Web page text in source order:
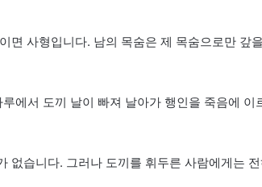
면 사형입니다. 남의 목숨은 제 목숨으로만 갚
에서 도끼 날이 빠져 날아가 행인을 죽음에
없습니다. 그러나 도끼를 휘두른 사람에게는